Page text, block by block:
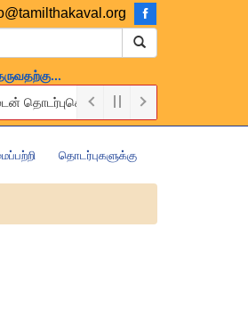
தொடர்புகொள்ளுங்கள்.
via the above Email or Telephone
தொடர்புகளுக்கு